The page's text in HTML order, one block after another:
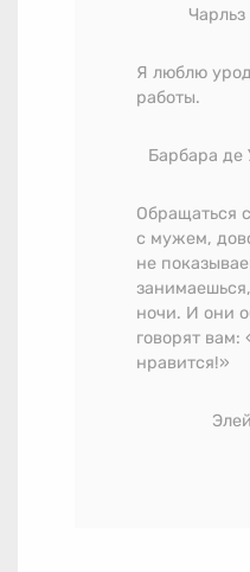
Я люблю
работы.
Барбара де
Обращаться
с мужем,
не
ночи. И они
говорят вам:
нравится!»